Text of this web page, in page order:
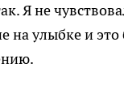
Я не
на улыбке и это